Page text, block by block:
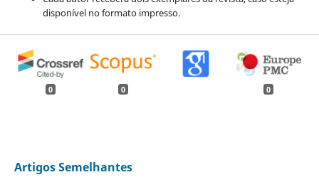
disponível no formato impresso.
0 0 0
Artigos Semelhantes